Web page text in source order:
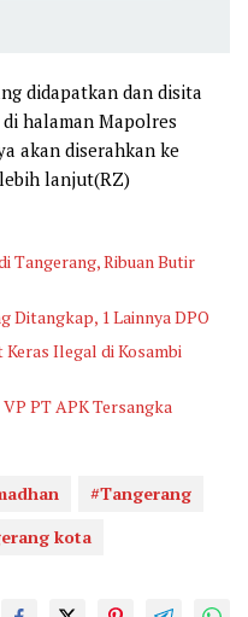
didapatkan dan disita
halaman Mapolres
akan diserahkan ke
lanjut(RZ)
Tangerang, Ribuan Butir
Ditangkap, 1 Lainnya DPO
Ilegal di Kosambi
PT APK Tersangka
#Tangerang
kota